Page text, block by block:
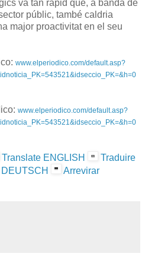
va tan ràpid que, a banda de
públic, també caldria
major proactivitat en el seu
www.elperiodico.com/default.asp?
www.elperiodico.com/default.asp?
Translate ENGLISH
Traduire
Arrevirar